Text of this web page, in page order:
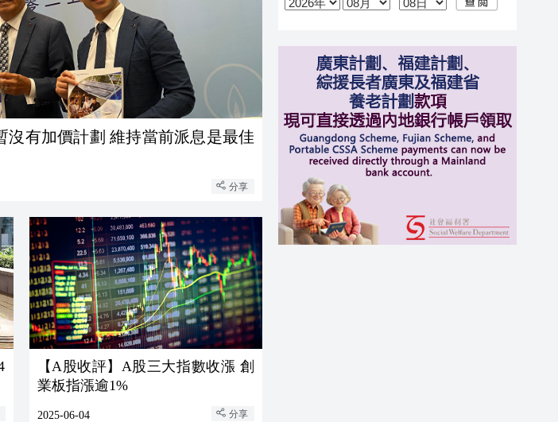
沒有加價計劃 維持當前派息是最佳
分享
【A股收評】A股三大指數收漲 創
業板指漲逾1%
2025-06-04 分享